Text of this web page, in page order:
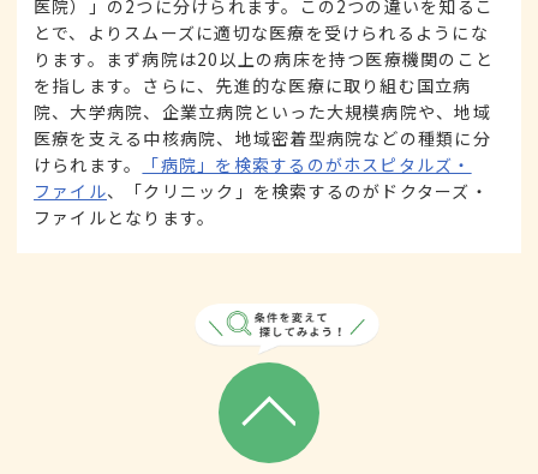
医院）」の2つに分けられます。この2つの違いを知るこ
とで、よりスムーズに適切な医療を受けられるようにな
ります。まず病院は20以上の病床を持つ医療機関のこと
を指します。さらに、先進的な医療に取り組む国立病
院、大学病院、企業立病院といった大規模病院や、地域
医療を支える中核病院、地域密着型病院などの種類に分
けられます。
「病院」を検索するのがホスピタルズ・
ファイル、「クリニック」を検索するのがドクターズ・
ファイルとなります。